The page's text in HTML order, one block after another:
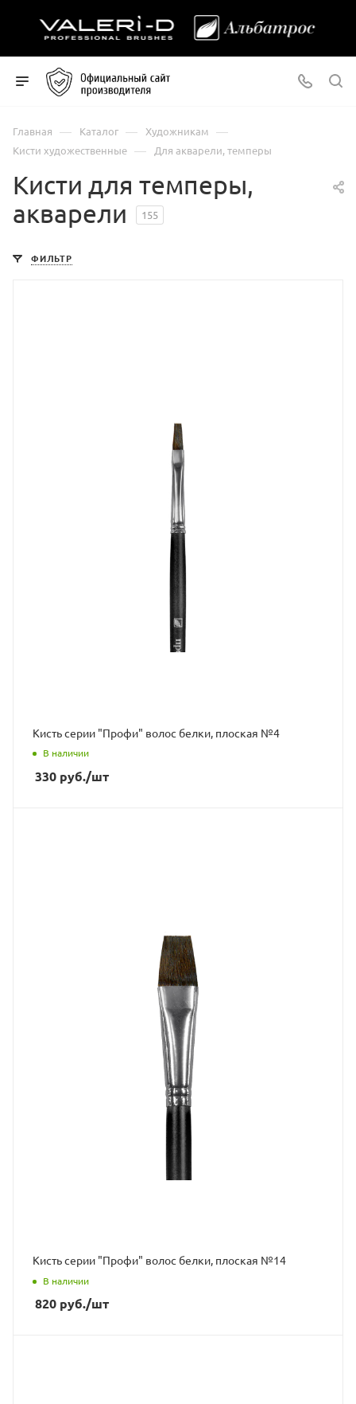
Главная — Каталог — Художникам —
Кисти художественные — Для акварели, темперы
Кисти для темперы,
акварели
155
ФИЛЬТР
Кисть серии "Профи" волос белки, плоская №4
В наличии
330 руб./шт
Кисть серии "Профи" волос белки, плоская №14
В наличии
820 руб./шт